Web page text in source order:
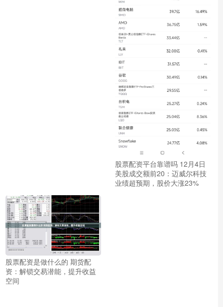
股票配资平台靠谱吗 12月4日
美股成交额前20：迈威尔科技
业绩超预期，股价大涨23%
股票配资是做什么的 期货配
资：解锁交易潜能，提升收益
空间